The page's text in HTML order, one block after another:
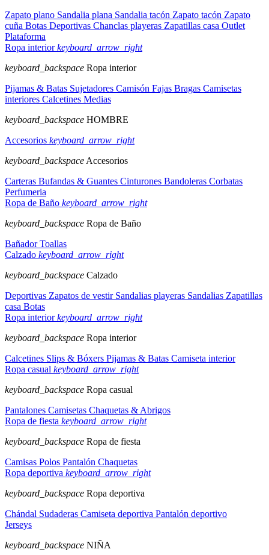
Zapato plano Sandalia plana Sandalia tacón Zapato tacón Zapato
cuña Botas Deportivas Chanclas playeras Zapatillas casa Outlet
Plataforma
Ropa interiorkeyboard_arrow_right
keyboard_backspace Ropa interior
Pijamas & Batas Sujetadores Camisón Fajas Bragas Camisetas
interiores Calcetines Medias
keyboard_backspace HOMBRE
Accesorios keyboard_arrow_right
keyboard_backspace Accesorios
Carteras Bufandas & Guantes Cinturones Bandoleras Corbatas
Perfumeria
Ropa de Baño keyboard_arrow_right
keyboard_backspace Ropa de Baño
BañadorToallas
Calzado keyboard_arrow_right
keyboard_backspace Calzado
Deportivas Zapatos de vestir Sandalias playeras Sandalias Zapatillas
casa Botas
Ropa interiorkeyboard_arrow_right
keyboard_backspace Ropa interior
Calcetines Slips & Bóxers Pijamas & Batas Camiseta interior
Ropa casual keyboard_arrow_right
keyboard_backspace Ropa casual
Pantalones Camisetas Chaquetas & Abrigos
Ropa de fiesta keyboard_arrow_right
keyboard_backspace Ropa de fiesta
Camisas Polos Pantalón Chaquetas
Ropa deportiva keyboard_arrow_right
keyboard_backspace Ropa deportiva
Chándal Sudaderas Camiseta deportiva Pantalón deportivo
Jerseys
keyboard_backspace NIÑA